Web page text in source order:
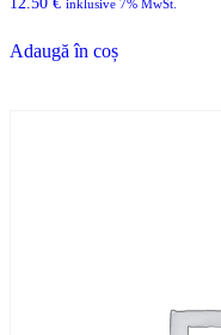
inklusive 7% MwSt.
Adaugă în coș